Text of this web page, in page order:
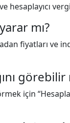
hesaplayıcı
mı?
fiyatları ve
görebilir
için